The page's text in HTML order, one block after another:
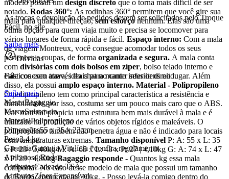
modelo possui um design discreto que o torna mais difícil de ser
notado. Rodas 360°: As rodinhas 360° permitem que você gire sua
mala para qualquer direção,sem esforçonenhum. Elas são uma
ótima opção para quem viaja muito e precisa se locomover para
vários lugares de forma rápida e fácil. Espaço interno: Com a mala
de viagem Montreux, você consegue acomodar todos os seus
pertences e roupas, de forma organizada e segura. A mala conta
com divisórias com dois bolsos em zíper, bolso telado interno e
elásticos com trava, ideais para manter seus itens no lugar. Além
disso, ela possui amplo espaço interno. Material - Polipropileno
O polipropileno tem como principal característica a resistência e
durabilidade, por isso, costuma ser um pouco mais caro que o ABS.
Este material propicia uma estrutura bem mais durável à mala e é
utilizado na produção de vários objetos rígidos e maleáveis. O
polipropileno também não penetra água e não é indicado para locais
com temperaturas extremas. Tamanho disponível P: A: 55 x L: 35
x P: 23 | 3,40kg M: A: 65 x L: 43 x P: 27 | 4,10kg G: A: 74 x L: 47
x P: 29 | 4,80kgBagaggio responde
comporta? No caso desse modelo de mala que possui um tamanho
de Bordo, comporta até 10kg. - Posso levá-la comigo dentro do
As trocas e devolução de pedidos devem ser solicitados pelo Troque
Fácil, no site.
Saiba mais
Dúvidas
Fale conosco através do chat no canto inferior direito.
Saiba mais
MarcaBagaggio
MarcaSuissewin
MaterialPolipropileno
Dimensões55 x 35 x 23 cm
Peso3,4 kg
GarantiaGarantia Vitalícia *confira regulamento
Atributos4 Rodas
AtributosCadeado TSA
AtributosZíper Expansível